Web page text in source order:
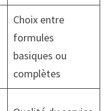
Choix entre
formules
basiques ou
complètes